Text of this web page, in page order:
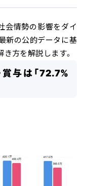
会情勢の影響をダイ
新の公的データに基
き方を解説します。
与は「72.7%